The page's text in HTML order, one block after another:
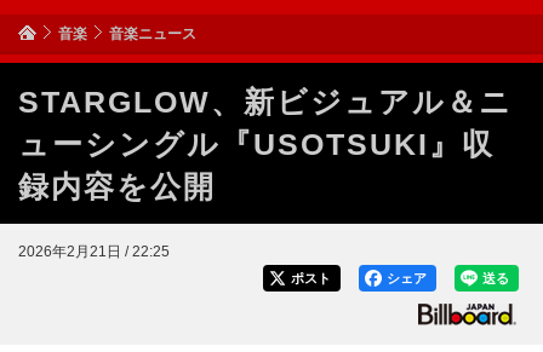
音楽 音楽ニュース
STARGLOW、新ビジュアル＆ニ
ューシングル『USOTSUKI』収
録内容を公開
2026年2月21日 / 22:25
送る
シェア
ポスト